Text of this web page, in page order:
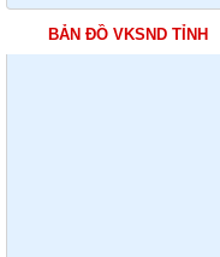
BẢN ĐỒ VKSND TỈNH